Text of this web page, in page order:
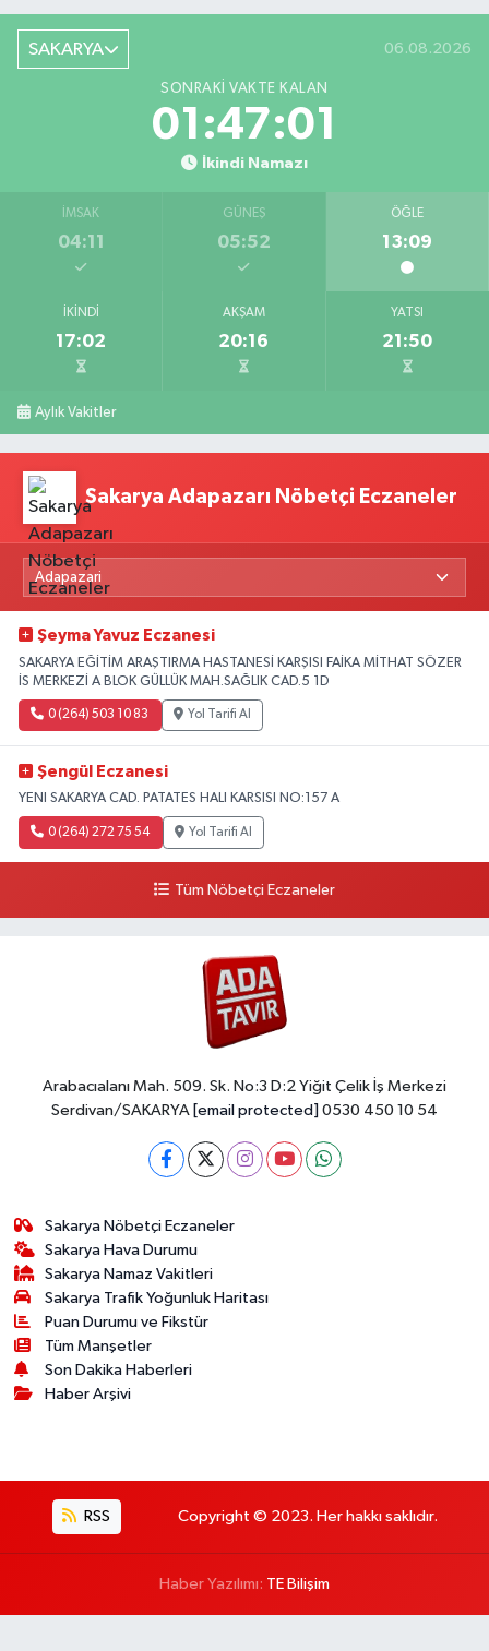
SAKARYA 06.08.2026
SONRAKI VAKTE KALAN
01:47:00
İkindi Namazı
İMSAK
04:11
GÜNEŞ
05:52
ÖĞLE
13:09
İKINDI
17:02
AKŞAM
20:16
YATSI
21:50
Aylık Vakitler
Sakarya Adapazarı Nöbetçi Eczaneler
Şeyma Yavuz Eczanesi
SAKARYA EĞİTİM ARAŞTIRMA HASTANESİ KARŞISI FAİKA MİTHAT SÖZER
İS MERKEZİ A BLOK GÜLLÜK MAH.SAĞLIK CAD.5 1D
0 (264) 503 10 83 Yol Tarifi Al
Şengül Eczanesi
YENI SAKARYA CAD. PATATES HALI KARSISI NO:157 A
0 (264) 272 75 54 Yol Tarifi Al
Tüm Nöbetçi Eczaneler
Arabacıalanı Mah. 509. Sk. No:3 D:2 Yiğit Çelik İş Merkezi
Serdivan/SAKARYA [email protected] 0530 450 10 54
Sakarya Nöbetçi Eczaneler
Sakarya Hava Durumu
Sakarya Namaz Vakitleri
Sakarya Trafik Yoğunluk Haritası
Puan Durumu ve Fikstür
Tüm Manşetler
Son Dakika Haberleri
Haber Arşivi
RSS Copyright © 2023. Her hakkı saklıdır.
Haber Yazılımı: TE Bilişim